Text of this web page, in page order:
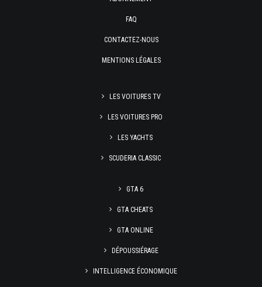
FAQ
CONTACTEZ-NOUS
MENTIONS LÉGALES
LES VOITURES TV
LES VOITURES PRO
LES YACHTS
SCUDERIA CLASSIC
GTA 6
GTA CHEATS
GTA ONLINE
DÉPOUSSIÉRAGE
INTELLIGENCE ÉCONOMIQUE